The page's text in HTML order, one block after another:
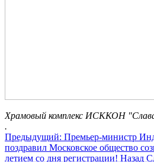
Храмовый комплекс ИСККОН
.
Предыдущий: Премьер-министр
поздравил Московское общество
летием со дня регистрации! Назад